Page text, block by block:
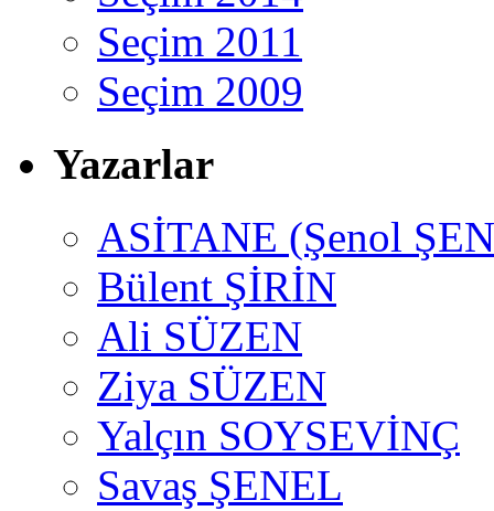
Seçim 2011
Seçim 2009
Yazarlar
ASİTANE (Şenol
Bülent ŞİRİN
Ali SÜZEN
Ziya SÜZEN
Yalçın SOYSEVİNÇ
Savaş ŞENEL